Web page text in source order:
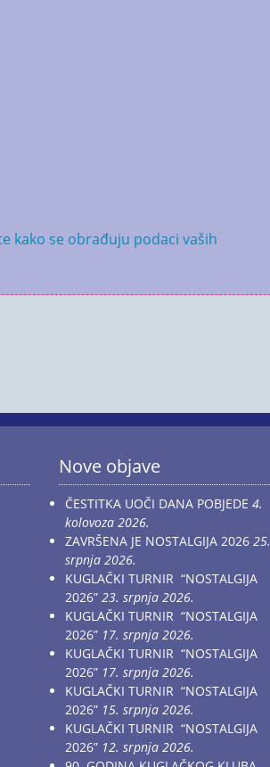
kako se obrađuju podaci vaših
Nove objave
ČESTITKA UOČI DANA POBJEDE 4.
kolovoza 2026.
ZAVRŠENA JE NOSTALGIJA 2026 25.
srpnja 2026.
KUGLAČKI TURNIR “NOSTALGIJA
2026” 23. srpnja 2026.
KUGLAČKI TURNIR “NOSTALGIJA
2026” 17. srpnja 2026.
KUGLAČKI TURNIR “NOSTALGIJA
2026” 17. srpnja 2026.
KUGLAČKI TURNIR “NOSTALGIJA
2026” 15. srpnja 2026.
KUGLAČKI TURNIR “NOSTALGIJA
2026” 12. srpnja 2026.